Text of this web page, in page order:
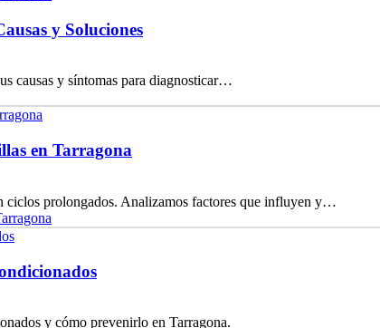
y Soluciones
causas y síntomas para diagnosticar…
en Tarragona
ciclos prolongados. Analizamos factores que influyen y…
y cómo prevenirlo en Tarragona.